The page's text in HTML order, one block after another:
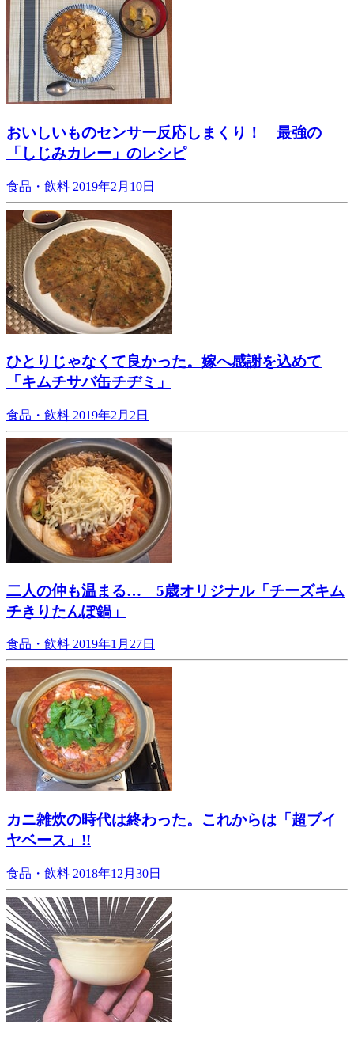
おいしいものセンサー反応しまくり！ 最強の
「しじみカレー」のレシピ
食品・飲料 2019年2月10日
ひとりじゃなくて良かった。嫁へ感謝を込めて
「キムチサバ缶チヂミ」
食品・飲料 2019年2月2日
二人の仲も温まる… 5歳オリジナル「チーズキム
チきりたんぽ鍋」
食品・飲料 2019年1月27日
カニ雑炊の時代は終わった。これからは「超ブイ
ヤベース」!!
食品・飲料 2018年12月30日